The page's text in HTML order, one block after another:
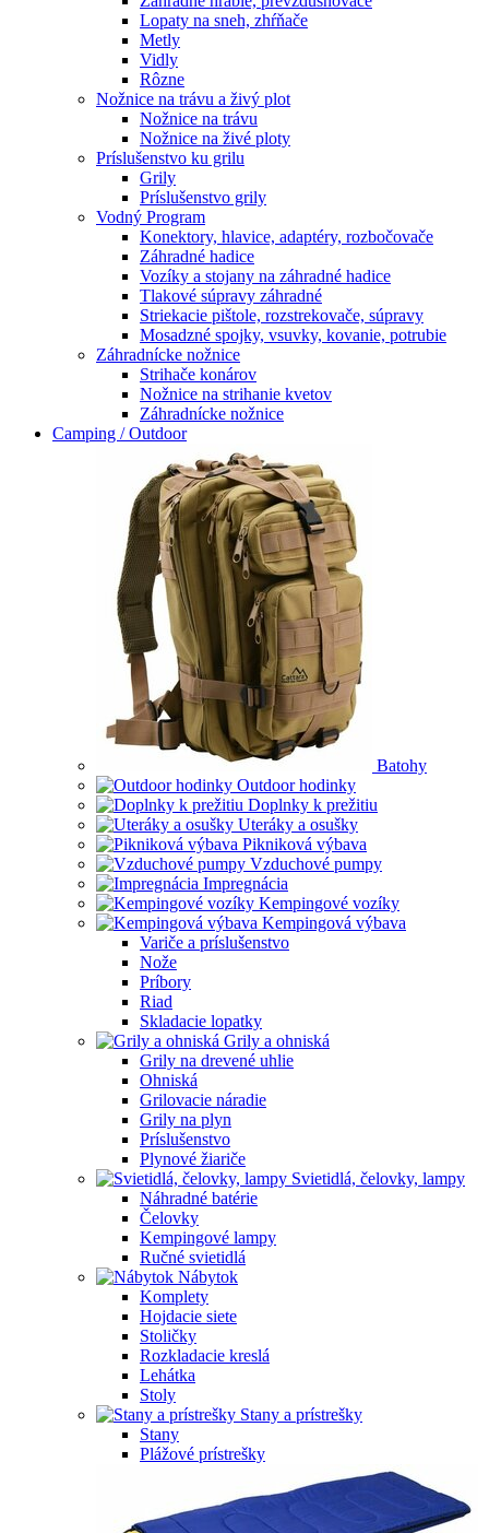
Lopaty na sneh, zhŕňače
Metly
Vidly
Rôzne
Nožnice na trávu a živý plot
Nožnice na trávu
Nožnice na živé ploty
Príslušenstvo ku grilu
Grily
Príslušenstvo grily
Vodný Program
Konektory, hlavice, adaptéry, rozbočovače
Záhradné hadice
Vozíky a stojany na záhradné hadice
Tlakové súpravy záhradné
Striekacie pištole, rozstrekovače, súpravy
Mosadzné spojky, vsuvky, kovanie, potrubie
Záhradnícke nožnice
Strihače konárov
Nožnice na strihanie kvetov
Záhradnícke nožnice
Camping / Outdoor
Batohy
Outdoor hodinky
Doplnky k prežitiu
Uteráky a osušky
Pikniková výbava
Vzduchové pumpy
Impregnácia
Kempingové vozíky
Kempingová výbava
Variče a príslušenstvo
Nože
Príbory
Riad
Skladacie lopatky
Grily a ohniská
Grily na drevené uhlie
Ohniská
Grilovacie náradie
Grily na plyn
Príslušenstvo
Plynové žiariče
Svietidlá, čelovky, lampy
Náhradné batérie
Čelovky
Kempingové lampy
Ručné svietidlá
Nábytok
Komplety
Hojdacie siete
Stoličky
Rozkladacie kreslá
Lehátka
Stoly
Stany a prístrešky
Stany
Plážové prístrešky